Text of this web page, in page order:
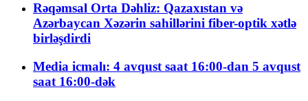
Rəqəmsal Orta Dəhliz: Qazaxıstan və
Azərbaycan Xəzərin sahillərini fiber-optik xətlə
birləşdirdi
Media icmalı: 4 avqust saat 16:00-dan 5 avqust
saat 16:00-dək